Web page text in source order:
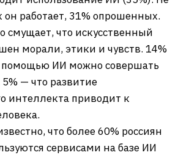
работает, 31% опрошенных.
смущает, что искусственный
морали, этики и чувств. 14%
помощью ИИ можно совершать
— что развитие
интеллекта приводит к
что более 60% россиян
сервисами на базе ИИ